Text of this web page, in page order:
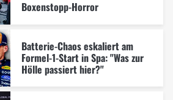
Boxenstopp-Horror
Batterie-Chaos eskaliert am
Formel-1-Start in Spa: "Was zur
Hölle passiert hier?"